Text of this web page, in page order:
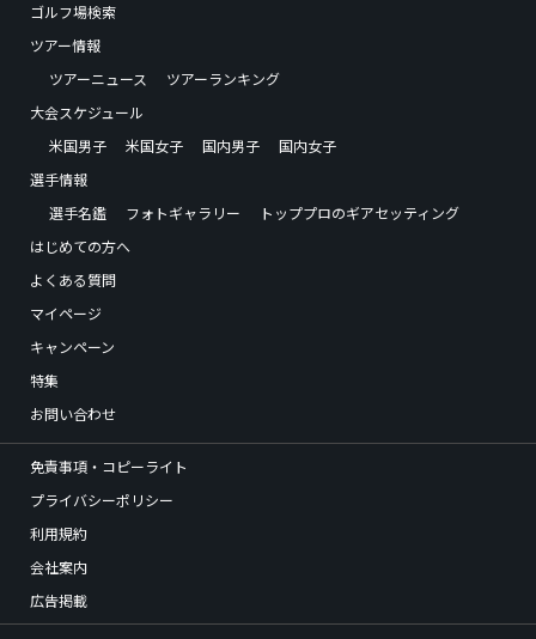
ゴルフ場検索
ツアー情報
ツアーニュース
ツアーランキング
大会スケジュール
米国男子
米国女子 国内男子
国内女子
選手情報
選手名鑑
フォトギャラリー
トッププロのギアセッティング
はじめての方へ
よくある質問
マイページ
キャンペーン
特集
お問い合わせ
免責事項・コピーライト
プライバシーポリシー
利用規約
会社案内
広告掲載